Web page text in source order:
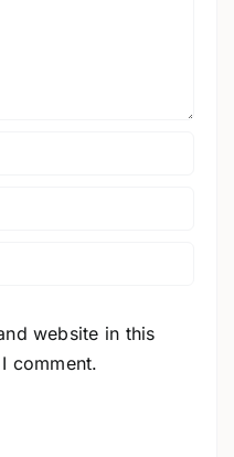
website in this
comment.